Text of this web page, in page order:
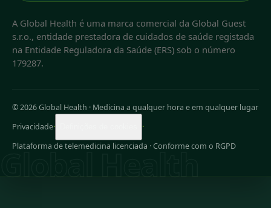
A Global Health é uma marca comercial da Global Guest
s.r.o., entidade prestadora de cuidados de saúde registada
na Entidade Reguladora da Saúde (ERS) sob o número
179287.
© 2026 Global Health · Medicina a qualquer hora e em qualquer lugar
Privacidade·
·
Plataforma de telemedicina licenciada · Conforme com o RGPD